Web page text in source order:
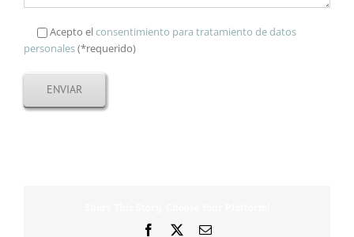
Acepto elconsentimiento para tratamiento de datos
personales(*requerido)
Facebook
Correo